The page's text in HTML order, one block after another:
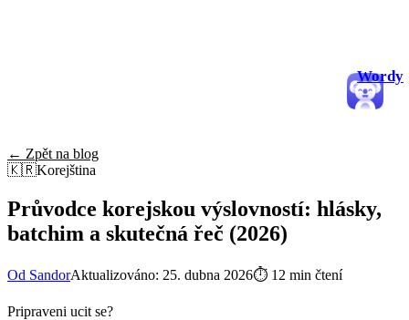
Wordy
← Zpět na blog
🇰🇷Korejština
Průvodce korejskou výslovností: hlásky,
batchim a skutečná řeč (2026)
Od SandorAktualizováno: 25. dubna 2026⏱ 12 min čtení
Pripraveni ucit se?